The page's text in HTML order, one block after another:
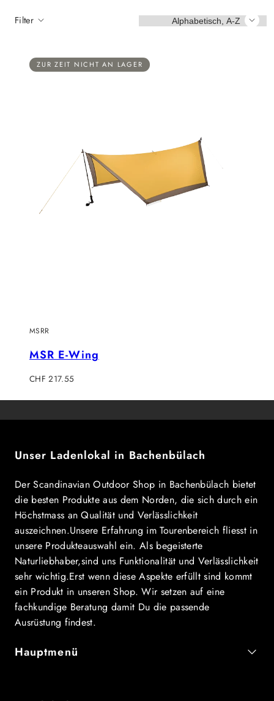
Filter Sortieren
ZUR ZEIT NICHT AN LAGER
MSRR
MSR E-Wing
Regulärer
CHF 217.55
Unser Ladenlokal in Bachenbülach
Der Scandinavian Outdoor Shop in Bachenbülach bietet
die besten Produkte aus dem Norden, die sich durch ein
Höchstmass an Qualität und Verlässlichkeit
auszeichnen.Unsere Erfahrung im Tourenbereich fliesst in
unsere Produkteauswahl ein. Als begeisterte
Naturliebhaber,sind uns Funktionalität und Verlässlichkeit
sehr wichtig.Erst wenn diese Aspekte erfüllt sind kommt
ein Produkt in unseren Shop. Wir setzen auf eine
fachkundige Beratung damit Du die passende
Ausrüstung findest.
Hauptmenü